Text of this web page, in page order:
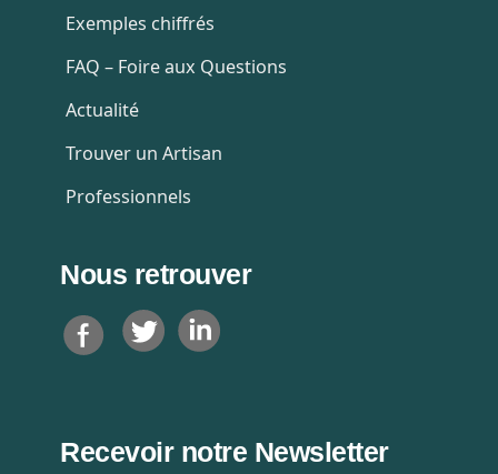
Exemples chiffrés
FAQ – Foire aux Questions
Actualité
Trouver un Artisan
Professionnels
Nous retrouver
o
o
w
r
i
Recevoir notre Newsletter